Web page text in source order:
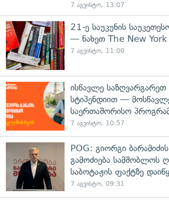
7 აგვისტო, 13:07
21-ე საუკუნის
— ნახეთ The New York
7 აგვისტო, 11:00
ისწავლე
სტიპენდიით —
საერთაშორისო
7 აგვისტო, 10:57
POG: გიორგი
გამოძიება სამშობლოს
საბოტაჟის ფაქტზე
7 აგვისტო, 09:31